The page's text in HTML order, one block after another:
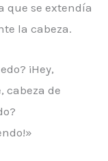
que se extendía
la cabeza.
¡Hey,
cabeza de